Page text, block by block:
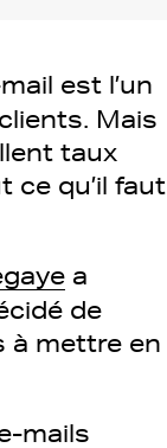
est l’un
Mais
taux
ce qu’il faut
a
de
à mettre en
mails